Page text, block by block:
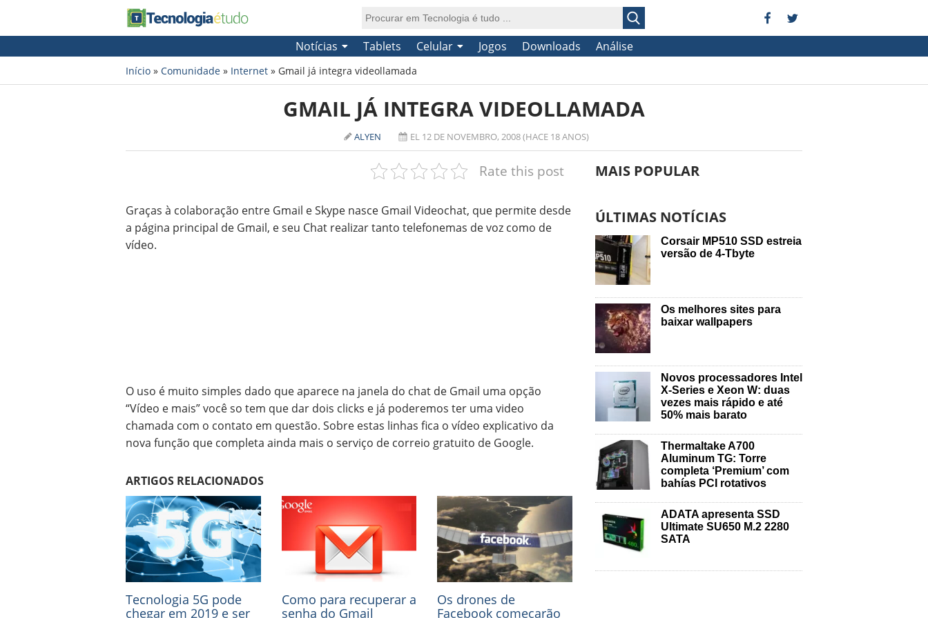
Notícias Tablets Celular Jogos Downloads Análise
Início » Comunidade » Internet » Gmail já integra videollamada
GMAIL JÁ INTEGRA VIDEOLLAMADA
ALYEN EL 12 DE NOVEMBRO, 2008 (HACE 18 ANOS)
Rate this post
Graças à colaboração entre Gmail e Skype nasce Gmail Videochat, que permite desde
a página principal de Gmail, e seu Chat realizar tanto telefonemas de voz como de
vídeo.
O uso é muito simples dado que aparece na janela do chat de Gmail uma opção
“Vídeo e mais” você so tem que dar dois clicks e já poderemos ter uma video
chamada com o contato em questão. Sobre estas linhas fica o vídeo explicativo da
nova função que completa ainda mais o serviço de correio gratuito de Google.
ARTIGOS RELACIONADOS
Tecnologia 5G pode
chegar em 2019 e ser
Como para recuperar a
senha do Gmail
Os drones de
Facebook começarão
MAIS POPULAR
ÚLTIMAS NOTÍCIAS
Corsair MP510 SSD estreia
versão de 4-Tbyte
Os melhores sites para
baixar wallpapers
Novos processadores Intel
X-Series e Xeon W: duas
vezes mais rápido e até
50% mais barato
Thermaltake A700
Aluminum TG: Torre
completa ‘Premium’ com
bahías PCI rotativos
ADATA apresenta SSD
Ultimate SU650 M.2 2280
SATA